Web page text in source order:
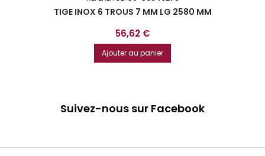
TIGE INOX 6 TROUS 7 MM LG 2580 MM
Prix
56,62 €
Ajouter au panier
Suivez-nous sur Facebook